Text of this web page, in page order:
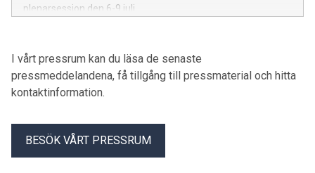
plenarsession den 6-9 juli.
I vårt pressrum kan du läsa de senaste
pressmeddelandena, få tillgång till pressmaterial och hitta
kontaktinformation.
BESÖK VÅRT PRESSRUM